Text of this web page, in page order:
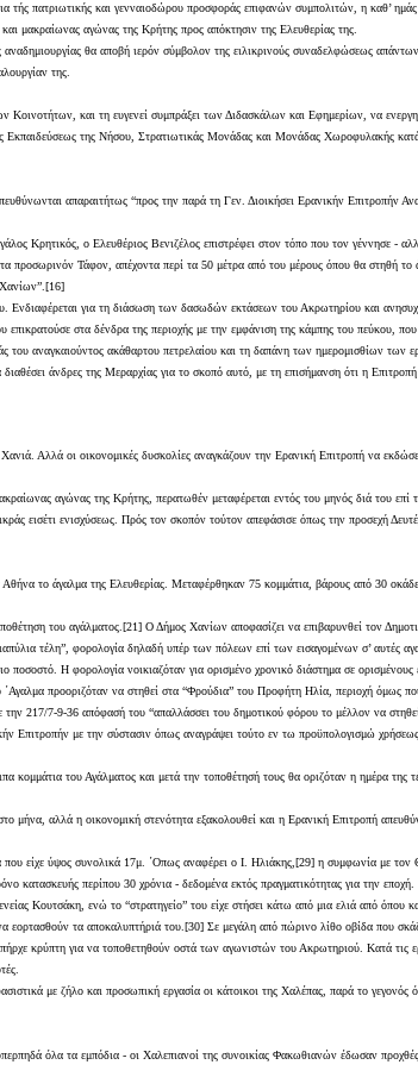
πατριωτικής και γενναιοδώρου προσφοράς επιφανών συμπολιτών, η καθ’ ημάς
μακραίωνας αγώνας της Κρήτης προς απόκτησιν της Ελευθερίας της.
θα αποβή ιερόν σύμβολον της ειλικρινούς συναδελφώσεως
της.
και τη ευγενεί συμπράξει των Διδασκάλων και Εφημερίων, να
Εκπαιδεύσεως της Νήσου, Στρατιωτικάς Μονάδας και Μονάδας Χωροφυλακής
απαραιτήτως “προς την παρά τη Γεν. Διοικήσει Ερανικήν Επιτροπήν
Κρητικός, ο Ελευθέριος Βενιζέλος επιστρέφει στον τόπο που τον γέννησε -
Τάφον, απέχοντα περί τα 50 μέτρα από του μέρους όπου θα στηθή
για τη διάσωση των δασωδών εκτάσεων του Ακρωτηρίου και
στα δένδρα της περιοχής με την εμφάνιση της κάμπης του πεύκου,
του αναγκαιούντος ακάθαρτου πετρελαίου και τη δαπάνη των ημερομισθίων
άνδρες της Μεραρχίας για το σκοπό αυτό, με τη επισήμανση ότι η
Αλλά οι οικονομικές δυσκολίες αναγκάζουν την Ερανική Επιτροπή να
αγώνας της Κρήτης, περατωθέν μεταφέρεται εντός του μηνός διά του
εισέτι ενισχύσεως. Πρός τον σκοπόν τούτον απεφάσισε όπως την προσεχή
Αθήνα το άγαλμα της Ελευθερίας. Μεταφέρθηκαν 75 κομμάτια, βάρους από 30
του αγάλματος.[21] Ο Δήμος Χανίων αποφασίζει να επιβαρυνθεί τον
τέλη”, φορολογία δηλαδή υπέρ των πόλεων επί των εισαγομένων σ’
ποσοστό. Η φορολογία νοικιαζόταν για ορισμένο χρονικό διάστημα σε
προοριζόταν να στηθεί στα “Φρούδια” του Προφήτη Ηλία, περιοχή όμως
217/7-9-36 απόφασή του “απαλλάσσει του δημοτικού φόρου το μέλλον να
Επιτροπήν με την σύστασιν όπως αναγράψει τούτο εν τω προϋπολογισμώ
κομμάτια του Αγάλματος και μετά την τοποθέτησή τους θα οριζόταν η ημέρα
μήνα, αλλά η οικονομική στενότητα εξακολουθεί και η Ερανική Επιτροπή
που είχε ύψος συνολικά 17μ. ΄Οπως αναφέρει ο Ι. Ηλιάκης,[29] η συμφωνία με
κατασκευής περίπου 30 χρόνια - δεδομένα εκτός πραγματικότητας για την εποχή.
Κουτσάκη, ενώ το “στρατηγείο” του είχε στήσει κάτω από μια ελιά από όπου
εορτασθούν τα αποκαλυπτήριά του.[30] Σε μεγάλη από πώρινο λίθο οβίδα που
κρύπτη για να τοποθετηθούν οστά των αγωνιστών του Ακρωτηριού. Κατά τις
με ζήλο και προσωπική εργασία οι κάτοικοι της Χαλέπας, παρά το
όλα τα εμπόδια - οι Χαλεπιανοί της συνοικίας Φακωθιανών έδωσαν